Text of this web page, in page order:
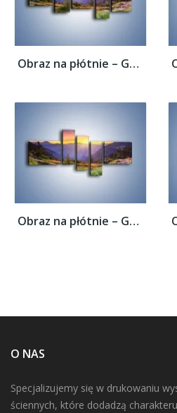
Obraz na płótnie – Góry o zachodzie słońca...
Obraz na płótnie – Góry o zachodzie słońca...
O NAS
Specjalizujemy się w drukowaniu
ściennych, które dodadzą